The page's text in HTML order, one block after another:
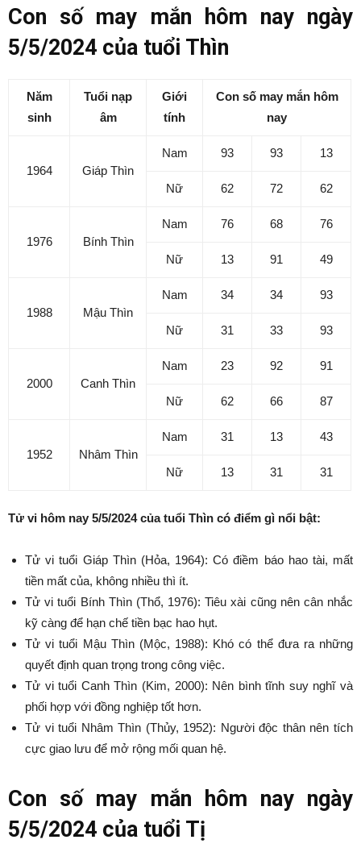
Con số may mắn hôm nay ngày
5/5/2024 của tuổi Thìn
Năm
sinh
Tuổi nạp
âm
Giới
tính
Con số may mắn hôm
nay
1964 Giáp Thìn
Nam 93 93 13
Nữ 62 72 62
1976 Bính Thìn
Nam 76 68 76
Nữ 13 91 49
1988 Mậu Thìn
Nam 34 34 93
Nữ 31 33 93
2000 Canh Thìn
Nam 23 92 91
Nữ 62 66 87
1952 Nhâm Thìn
Nam 31 13 43
Nữ 13 31 31
Tử vi hôm nay 5/5/2024 của tuổi Thìn có điểm gì nổi bật:
Tử vi tuổi Giáp Thìn (Hỏa, 1964): Có điềm báo hao tài, mất
tiền mất của, không nhiều thì ít.
Tử vi tuổi Bính Thìn (Thổ, 1976): Tiêu xài cũng nên cân nhắc
kỹ càng để hạn chế tiền bạc hao hụt.
Tử vi tuổi Mậu Thìn (Mộc, 1988): Khó có thể đưa ra những
quyết định quan trọng trong công việc.
Tử vi tuổi Canh Thìn (Kim, 2000): Nên bình tĩnh suy nghĩ và
phối hợp với đồng nghiệp tốt hơn.
Tử vi tuổi Nhâm Thìn (Thủy, 1952): Người độc thân nên tích
cực giao lưu để mở rộng mối quan hệ.
Con số may mắn hôm nay ngày
5/5/2024 của tuổi Tị